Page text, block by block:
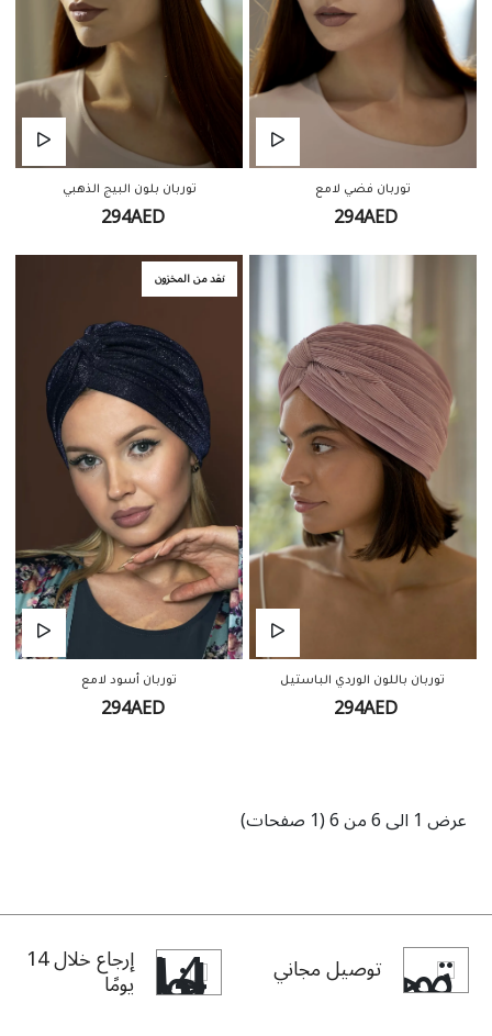
توربان فضي لامع
294AED
توربان بلون البيج الذهبي
294AED
توربان باللون الوردي الباستيل
294AED
نفد من المخزون
توربان أسود لامع
294AED
عرض 1 الى 6 من 6 (1 صفحات)
توصيل مجاني إرجاع خلال 14
يومًا